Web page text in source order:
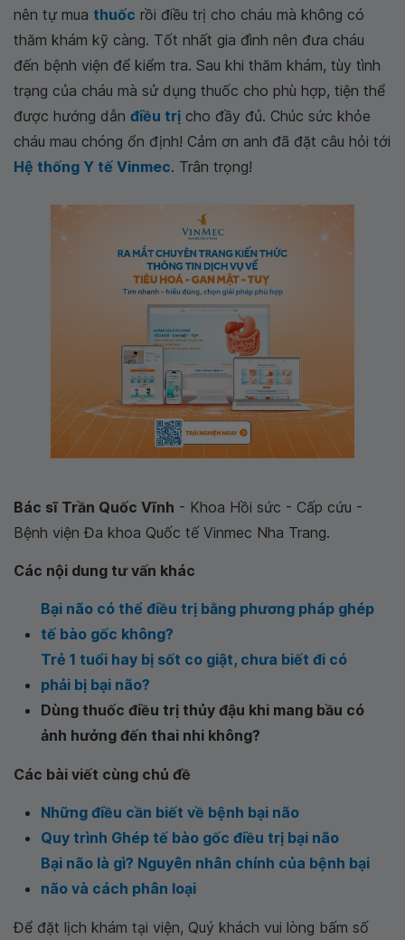
nên tự mua thuốc rồi điều trị cho cháu mà không có
thăm khám kỹ càng. Tốt nhất gia đình nên đưa cháu
đến bệnh viện để kiểm tra. Sau khi thăm khám, tùy tình
trạng của cháu mà sử dụng thuốc cho phù hợp, tiện thể
được hướng dẫn điều trị cho đầy đủ. Chúc sức khỏe
cháu mau chóng ổn định! Cảm ơn anh đã đặt câu hỏi tới
Hệ thống Y tế Vinmec. Trân trọng!
Bác sĩ Trần Quốc Vĩnh - Khoa Hồi sức - Cấp cứu -
Bệnh viện Đa khoa Quốc tế Vinmec Nha Trang.
Các nội dung tư vấn khác
Bại não có thể điều trị bằng phương pháp ghép
tế bào gốc không?
Trẻ 1 tuổi hay bị sốt co giật, chưa biết đi có
phải bị bại não?
Dùng thuốc điều trị thủy đậu khi mang bầu có
ảnh hưởng đến thai nhi không?
Các bài viết cùng chủ đề
Những điều cần biết về bệnh bại não
Quy trình Ghép tế bào gốc điều trị bại não
Bại não là gì? Nguyên nhân chính của bệnh bại
não và cách phân loại
Để đặt lịch khám tại viện, Quý khách vui lòng bấm số